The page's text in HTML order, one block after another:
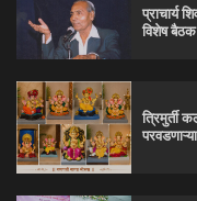
प्राचार्य
विशेष बैठक
त्रिमुर्ती